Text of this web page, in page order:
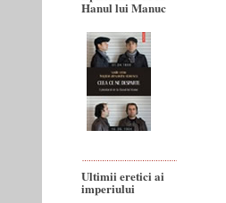
Hanul lui Manuc
Ultimii eretici ai
imperiului